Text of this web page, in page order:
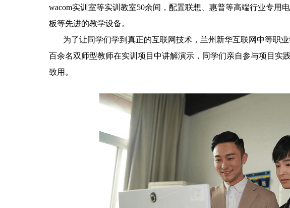
wacom实训室等实训教室50余间，配置联想、惠普等高端行业专用
板等先进的教学设备。
为了让同学们学到真正的互联网技术，兰州新华互联网中等职业
百余名双师型教师在实训项目中讲解演示，同学们亲自参与项目实
致用。